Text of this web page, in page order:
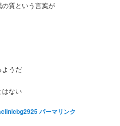
質という言葉が
ようだ
はない
パーマリンク